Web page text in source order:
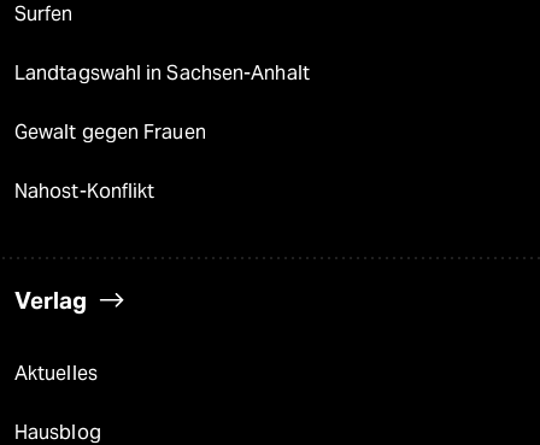
Surfen
Landtagswahl in Sachsen-Anhalt
Gewalt gegen Frauen
Nahost-Konflikt
Verlag
Aktuelles
Hausblog